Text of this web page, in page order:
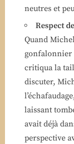
neutres et
Respect
Quand
gonfalonnier
critiqua la
discuter,
laissant
avait déjà
perspective